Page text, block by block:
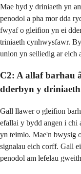
Mae hyd y driniaeth yn
penodol a pha mor dda
fwyaf o gleifion yn ei
triniaeth cynhwysfawr.
union yn seiliedig ar eich
C2: A allaf barhau
dderbyn y
Gall llawer o gleifion
efallai y bydd angen i chi
yn teimlo. Mae'n bwysig
signalau eich corff. Gall
penodol am lefelau